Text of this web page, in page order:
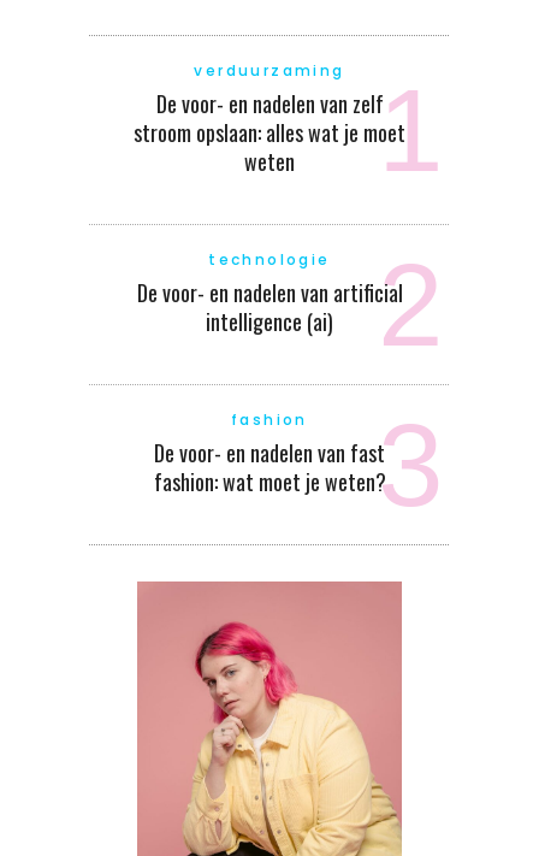
verduurzaming
De voor- en nadelen van zelf
stroom opslaan: alles wat je moet
weten
technologie
De voor- en nadelen van artificial
intelligence (ai)
fashion
De voor- en nadelen van fast
fashion: wat moet je weten?